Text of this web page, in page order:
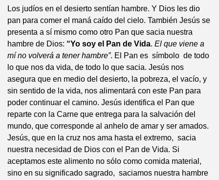
Los judíos en el desierto sentían hambre. Y Dios les dio
pan para comer el maná caído del cielo. También Jesús se
presenta a sí mismo como otro Pan que sacia nuestra
hambre de Dios: “Yo soy el Pan de Vida. El que viene a
mí no volverá a tener hambre”. El Pan es símbolo de todo
lo que nos da vida, de todo lo que sacia. Jesús nos
asegura que en medio del desierto, la pobreza, el vacío, y
sin sentido de la vida, nos alimentará con este Pan para
poder continuar el camino. Jesús identifica el Pan que
reparte con la Carne que entrega para la salvación del
mundo, que corresponde al anhelo de amar y ser amados.
Jesús, que en la cruz nos ama hasta el extremo, sacia
nuestra necesidad de Dios con el Pan de Vida. Si
aceptamos este alimento no sólo como comida material,
sino en su significado sagrado, saciamos nuestra hambre